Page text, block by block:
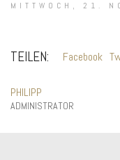
MITTWOCH, 21.
TEILEN: Facebook
PHILIPP
ADMINISTRATOR